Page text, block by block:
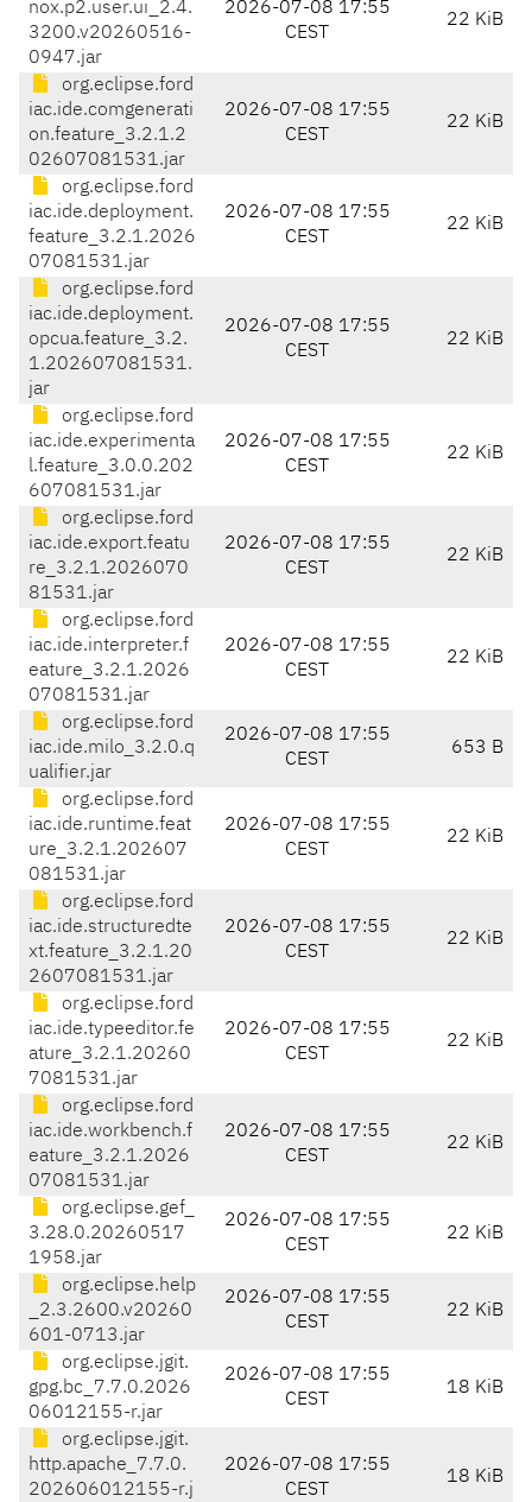
nox.p2.user.ui_2.4.
3200.v20260516-
0947.jar
2026-07-08 17:55
CEST
22 KiB
org.eclipse.ford
iac.ide.comgenerati
on.feature_3.2.1.2
02607081531.jar
2026-07-08 17:55
CEST
22 KiB
org.eclipse.ford
iac.ide.deployment.
feature_3.2.1.2026
07081531.jar
2026-07-08 17:55
CEST
22 KiB
org.eclipse.ford
iac.ide.deployment.
opcua.feature_3.2.
1.202607081531.
jar
2026-07-08 17:55
CEST
22 KiB
org.eclipse.ford
iac.ide.experimenta
l.feature_3.0.0.202
607081531.jar
2026-07-08 17:55
CEST
22 KiB
org.eclipse.ford
iac.ide.export.featu
re_3.2.1.2026070
81531.jar
2026-07-08 17:55
CEST
22 KiB
org.eclipse.ford
iac.ide.interpreter.f
eature_3.2.1.2026
07081531.jar
2026-07-08 17:55
CEST
22 KiB
org.eclipse.ford
iac.ide.milo_3.2.0.q
ualifier.jar
2026-07-08 17:55
CEST
653 B
org.eclipse.ford
iac.ide.runtime.feat
ure_3.2.1.202607
081531.jar
2026-07-08 17:55
CEST
22 KiB
org.eclipse.ford
iac.ide.structuredte
xt.feature_3.2.1.20
2607081531.jar
2026-07-08 17:55
CEST
22 KiB
org.eclipse.ford
iac.ide.typeeditor.fe
ature_3.2.1.20260
7081531.jar
2026-07-08 17:55
CEST
22 KiB
org.eclipse.ford
iac.ide.workbench.f
eature_3.2.1.2026
07081531.jar
2026-07-08 17:55
CEST
22 KiB
org.eclipse.gef_
3.28.0.20260517
1958.jar
2026-07-08 17:55
CEST
22 KiB
org.eclipse.help
_2.3.2600.v20260
601-0713.jar
2026-07-08 17:55
CEST
22 KiB
org.eclipse.jgit.
gpg.bc_7.7.0.2026
06012155-r.jar
2026-07-08 17:55
CEST
18 KiB
org.eclipse.jgit.
http.apache_7.7.0.
202606012155-r.j
2026-07-08 17:55
CEST
18 KiB